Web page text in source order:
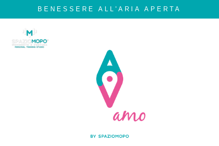
BENESSERE ALL'ARIA APERTA